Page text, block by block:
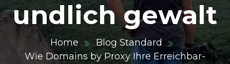
undlich gewalt
Home
Blog Standard
Wie Domains by Proxy Ihre Erreichbar-